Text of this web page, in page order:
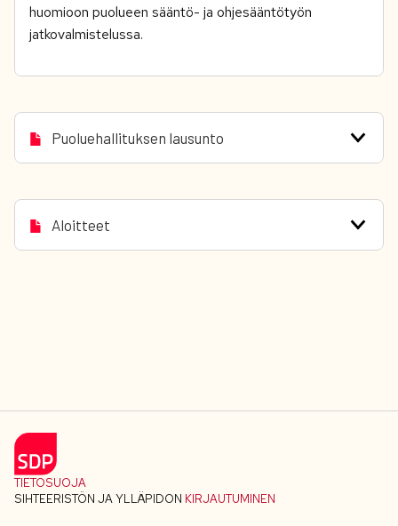
huomioon puolueen sääntö- ja ohjesääntötyön
jatkovalmistelussa.
Puoluehallituksen lausunto
Aloitteet
TIETOSUOJA
SIHTEERISTÖN JA YLLÄPIDON KIRJAUTUMINEN